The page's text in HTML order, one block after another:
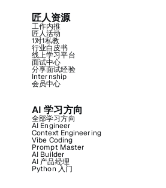
匠人资源
工作内推
匠人活动
1对1私教
行业白皮书
线上学习平台
面试中心
分享面试经验
Internship
会员中心
AI 学习方向
全部学习方向
AI Engineer
Context Engineering
Vibe Coding
Prompt Master
AI Builder
AI 产品经理
Python 入门